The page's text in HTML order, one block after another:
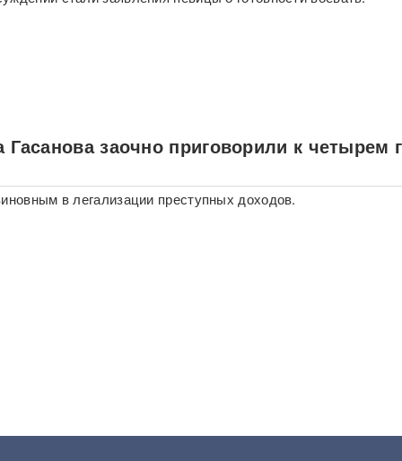
Гасанова заочно приговорили к четырем
в легализации преступных доходов.